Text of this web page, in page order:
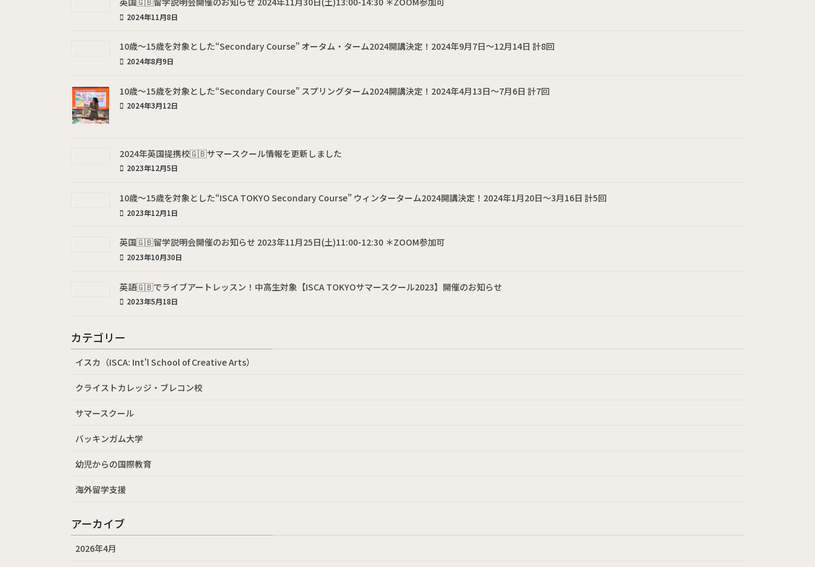
2024年11月8日
10歳～15歳を対象とした“Secondary Course” オータム・ターム2024開講決定！2024年9月7日〜12月14日 計8回
2024年8月9日
10歳～15歳を対象とした“Secondary Course” スプリングターム2024開講決定！2024年4月13日〜7月6日 計7回
2024年3月12日
2024年英国提携校🇬🇧サマースクール情報を更新しました
2023年12月5日
10歳～15歳を対象とした“ISCA TOKYO Secondary Course” ウィンターターム2024開講決定！2024年1月20日〜3月16日 計5回
2023年12月1日
英国🇬🇧留学説明会開催のお知らせ 2023年11月25日(土)11:00-12:30 ＊ZOOM参加可
2023年10月30日
英語🇬🇧でライブアートレッスン！中高生対象【ISCA TOKYOサマースクール2023】開催のお知らせ
2023年5月18日
カテゴリー
イスカ（ISCA: Int'l School of Creative Arts）
クライストカレッジ・ブレコン校
サマースクール
バッキンガム大学
幼児からの国際教育
海外留学支援
アーカイブ
2026年4月